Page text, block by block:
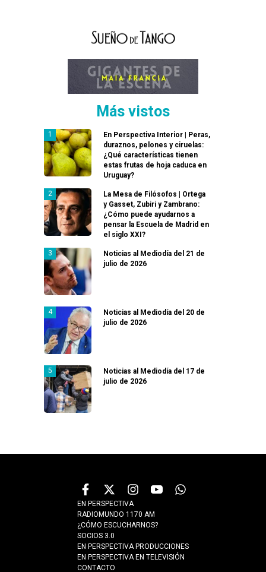
Más vistos
En Perspectiva Interior | Peras,
duraznos, pelones y ciruelas:
¿Qué características tienen
estas frutas de hoja caduca en
Uruguay?
La Mesa de Filósofos | Ortega
y Gasset, Zubiri y Zambrano:
¿Cómo puede ayudarnos a
pensar la Escuela de Madrid en
el siglo XXI?
Noticias al Mediodía del 21 de
julio de 2026
Noticias al Mediodía del 20 de
julio de 2026
Noticias al Mediodía del 17 de
julio de 2026
EN PERSPECTIVA
RADIOMUNDO 1170 AM
¿CÓMO ESCUCHARNOS?
SOCIOS 3.0
EN PERSPECTIVA PRODUCCIONES
EN PERSPECTIVA EN TELEVISIÓN
CONTACTO